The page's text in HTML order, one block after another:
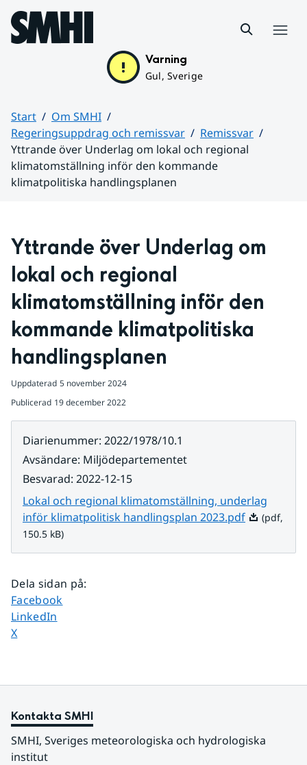
Hoppa till sidans innehåll
Varning
Gul, Sverige
Start
Om SMHI
Regeringsuppdrag och remissvar
Remissvar
Yttrande över Underlag om lokal och regional
klimatomställning inför den kommande
klimatpolitiska handlingsplanen
Yttrande över Underlag om
lokal och regional
klimatomställning inför den
kommande klimatpolitiska
handlingsplanen
Uppdaterad 5 november 2024
Publicerad 19 december 2022
Diarienummer: 2022/1978/10.1
Avsändare: Miljödepartementet
Besvarad: 2022-12-15
Lokal och regional klimatomställning, underlag
inför klimatpolitisk handlingsplan 2023.pdfPdf, 150.5
(pdf,
150.5 kB)
Dela sidan på:
Dela sidan på
Facebook
Dela sidan på
LinkedIn
Dela sidan på
X
Kontakta SMHI
SMHI, Sveriges meteorologiska och hydrologiska
institut